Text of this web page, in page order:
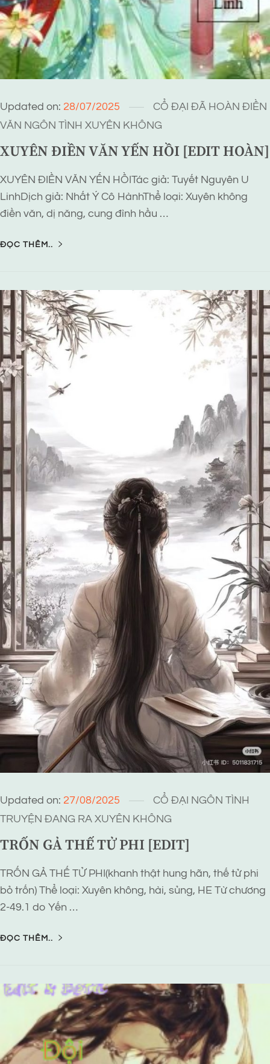
Updated on: 28/07/2025 CỔ ĐẠI ĐÃ HOÀN ĐIỀN
VĂN NGÔN TÌNH XUYÊN KHÔNG
XUYÊN ĐIỀN VĂN YẾN HỒI [EDIT HOÀN]
XUYÊN ĐIỀN VĂN YẾN HỒITác giả: Tuyết Nguyên U
LinhDịch giả: Nhất Ý Cô HànhThể loại: Xuyên không
điền văn, dị năng, cung đình hầu …
ĐỌC THÊM..
Updated on: 27/08/2025 CỔ ĐẠI NGÔN TÌNH
TRUYỆN ĐANG RA XUYÊN KHÔNG
TRỐN GẢ THẾ TỬ PHI [EDIT]
TRỐN GẢ THẾ TỬ PHI(khanh thật hung hãn, thế tử phi
bỏ trốn) Thể loại: Xuyên không, hài, sủng, HE Từ chương
2-49.1 do Yến …
ĐỌC THÊM..